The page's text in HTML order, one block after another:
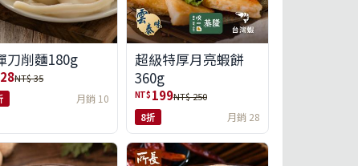
刀削麵180g
28NT$ 35
月銷 10
超級特厚月亮蝦餅
360g
NT$ 199NT$ 250
8折 月銷 28